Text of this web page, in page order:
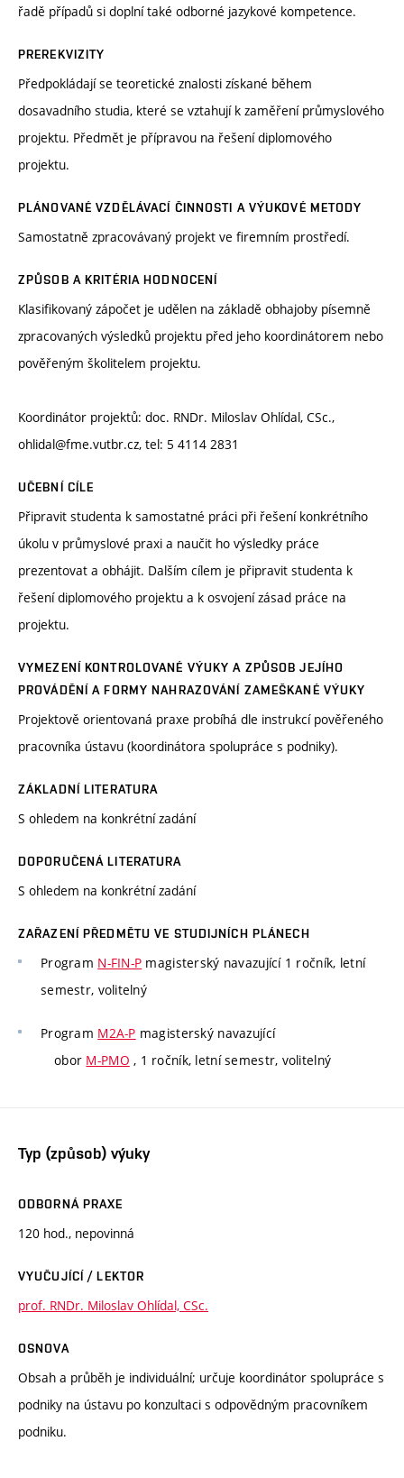
řadě případů si doplní také odborné jazykové kompetence.
PREREKVIZITY
Předpokládají se teoretické znalosti získané během
dosavadního studia, které se vztahují k zaměření průmyslového
projektu. Předmět je přípravou na řešení diplomového
projektu.
PLÁNOVANÉ VZDĚLÁVACÍ ČINNOSTI A VÝUKOVÉ METODY
Samostatně zpracovávaný projekt ve firemním prostředí.
ZPŮSOB A KRITÉRIA HODNOCENÍ
Klasifikovaný zápočet je udělen na základě obhajoby písemně
zpracovaných výsledků projektu před jeho koordinátorem nebo
pověřeným školitelem projektu.
Koordinátor projektů: doc. RNDr. Miloslav Ohlídal, CSc.,
ohlidal@fme.vutbr.cz, tel: 5 4114 2831
UČEBNÍ CÍLE
Připravit studenta k samostatné práci při řešení konkrétního
úkolu v průmyslové praxi a naučit ho výsledky práce
prezentovat a obhájit. Dalším cílem je připravit studenta k
řešení diplomového projektu a k osvojení zásad práce na
projektu.
VYMEZENÍ KONTROLOVANÉ VÝUKY A ZPŮSOB JEJÍHO
PROVÁDĚNÍ A FORMY NAHRAZOVÁNÍ ZAMEŠKANÉ VÝUKY
Projektově orientovaná praxe probíhá dle instrukcí pověřeného
pracovníka ústavu (koordinátora spolupráce s podniky).
ZÁKLADNÍ LITERATURA
S ohledem na konkrétní zadání
DOPORUČENÁ LITERATURA
S ohledem na konkrétní zadání
ZAŘAZENÍ PŘEDMĚTU VE STUDIJNÍCH PLÁNECH
Program N-FIN-P magisterský navazující 1 ročník, letní
semestr, volitelný
Program M2A-P magisterský navazující
obor M-PMO , 1 ročník, letní semestr, volitelný
Typ (způsob) výuky
ODBORNÁ PRAXE
120 hod., nepovinná
VYUČUJÍCÍ / LEKTOR
prof. RNDr. Miloslav Ohlídal, CSc.
OSNOVA
Obsah a průběh je individuální; určuje koordinátor spolupráce s
podniky na ústavu po konzultaci s odpovědným pracovníkem
podniku.